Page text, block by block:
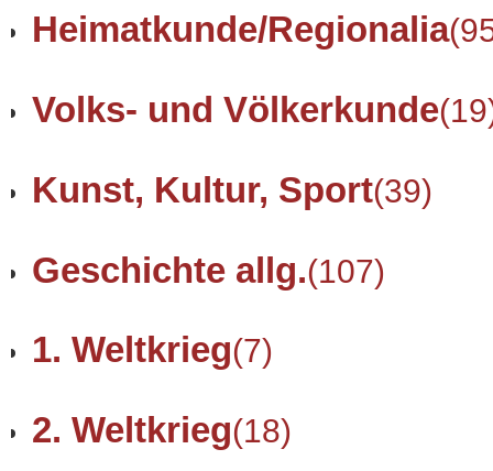
Heimatkunde/Regionalia
Volks- und Völkerkunde
Kunst, Kultur, Sport(39)
Geschichte allg.(107)
1. Weltkrieg(7)
2. Weltkrieg(18)